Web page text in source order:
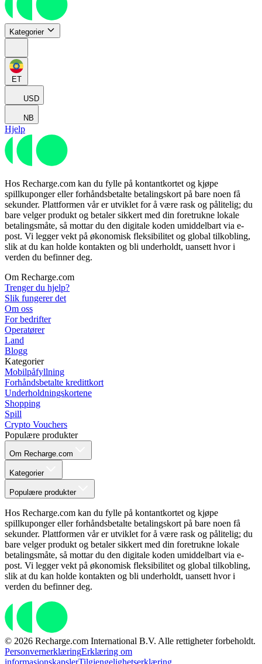
Kategorier
ET
USD
NB
Hjelp
Hos Recharge.com kan du fylle på kontantkortet og kjøpe
spillkuponger eller forhåndsbetalte betalingskort på bare noen få
sekunder. Plattformen vår er utviklet for å være rask og pålitelig; du
bare velger produkt og betaler sikkert med din foretrukne lokale
betalingsmåte, så mottar du den digitale koden umiddelbart via e-
post. Vi legger vekt på økonomisk fleksibilitet og global tilkobling,
slik at du kan holde kontakten og bli underholdt, uansett hvor i
verden du befinner deg.
Om Recharge.com
Trenger du hjelp?
Slik fungerer det
Om oss
For bedrifter
Operatører
Land
Blogg
Kategorier
Mobilpåfyllning
Forhåndsbetalte kredittkort
Underholdningskortene
Shopping
Spill
Crypto Vouchers
Populære produkter
Om Recharge.com
Kategorier
Populære produkter
Hos Recharge.com kan du fylle på kontantkortet og kjøpe
spillkuponger eller forhåndsbetalte betalingskort på bare noen få
sekunder. Plattformen vår er utviklet for å være rask og pålitelig; du
bare velger produkt og betaler sikkert med din foretrukne lokale
betalingsmåte, så mottar du den digitale koden umiddelbart via e-
post. Vi legger vekt på økonomisk fleksibilitet og global tilkobling,
slik at du kan holde kontakten og bli underholdt, uansett hvor i
verden du befinner deg.
© 2026 Recharge.com International B.V. Alle rettigheter forbeholdt.
PersonvernerklæringErklæring om